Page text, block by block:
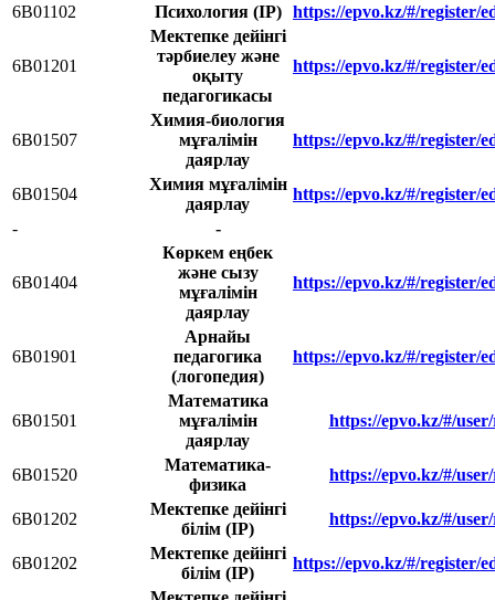
6В01102 Психология (IP) https://epvo.kz/#/register/
6В01201
Мектепке дейінгі
тәрбиелеу және
оқыту
педагогикасы
https://epvo.kz/#/register/
6В01507
Химия-биология
мұғалімін
даярлау
https://epvo.kz/#/register/
6В01504
Химия мұғалімін
даярлау
https://epvo.kz/#/register/
-
-
6В01404
Көркем еңбек
және сызу
мұғалімін
даярлау
https://epvo.kz/#/register/
6B01901
Арнайы
педагогика
(логопедия)
https://epvo.kz/#/register/
6В01501
Математика
мұғалімін
даярлау
https://epvo.kz/#/
6В01520
Математика-
физика
https://epvo.kz/#/
6В01202
Мектепке дейінгі
білім (IP)
https://epvo.kz/#/
6B01202
Мектепке дейінгі
білім (IP)
https://epvo.kz/#/register/